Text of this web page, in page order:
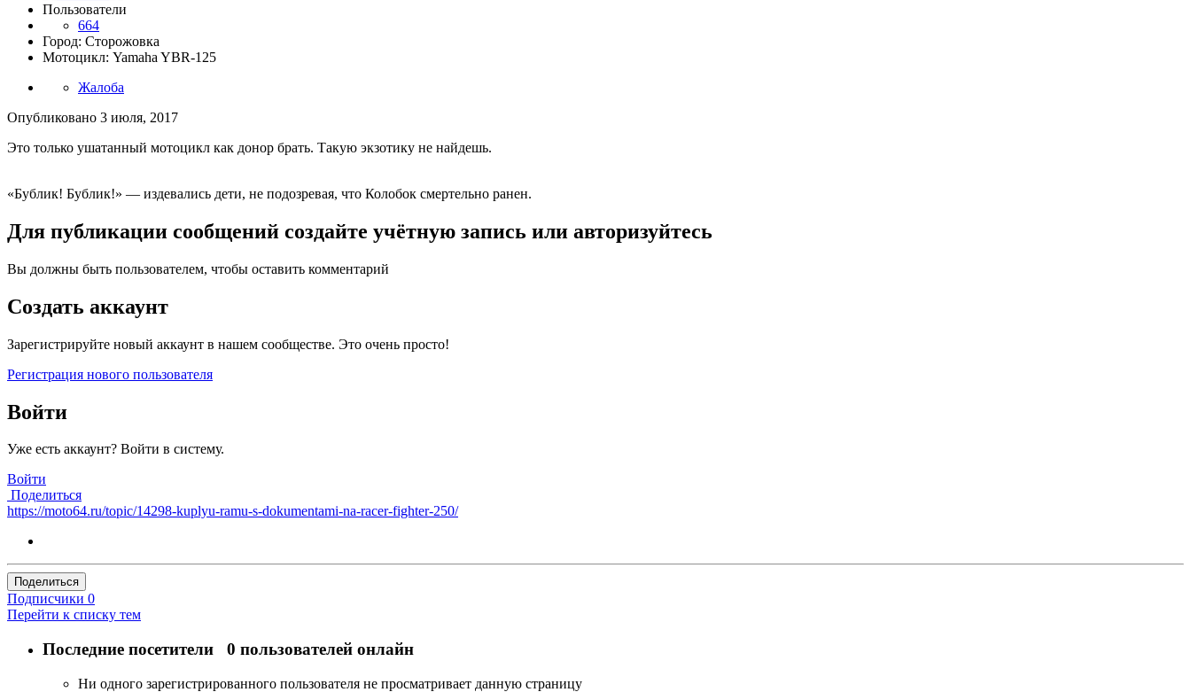
Пользователи
664
Город: Сторожовка
Мотоцикл: Yamaha YBR-125
Жалоба
Опубликовано 3 июля, 2017
Это только ушатанный мотоцикл как донор брать. Такую экзотику не найдешь.
«Бублик! Бублик!» — издевались дети, не подозревая, что Колобок смертельно ранен.
Для публикации сообщений создайте учётную запись или авторизуйтесь
Вы должны быть пользователем, чтобы оставить комментарий
Создать аккаунт
Зарегистрируйте новый аккаунт в нашем сообществе. Это очень просто!
Регистрация нового пользователя
Войти
Уже есть аккаунт? Войти в систему.
Войти
Поделиться
https://moto64.ru/topic/14298-kuplyu-ramu-s-dokumentami-na-racer-fighter-250/
Поделиться
Подписчики 0
Перейти к списку тем
Последние посетители 0 пользователей онлайн
Ни одного зарегистрированного пользователя не просматривает данную страницу